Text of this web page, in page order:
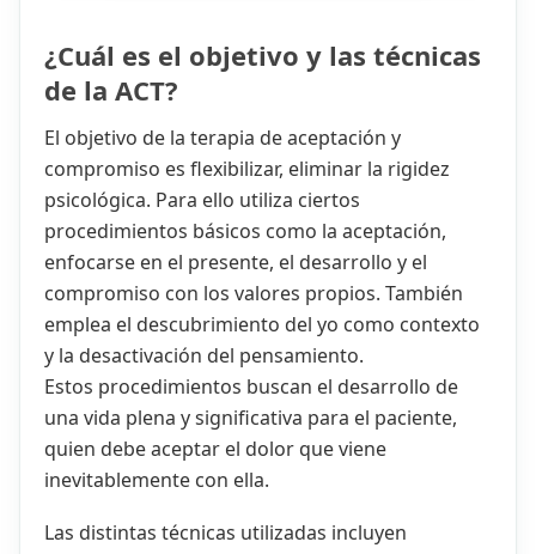
¿Cuál es el objetivo y las técnicas
de la ACT?
El objetivo de la terapia de aceptación y
compromiso es flexibilizar, eliminar la rigidez
psicológica. Para ello utiliza ciertos
procedimientos básicos como la aceptación,
enfocarse en el presente, el desarrollo y el
compromiso con los valores propios. También
emplea el descubrimiento del yo como contexto
y la desactivación del pensamiento.
Estos procedimientos buscan el desarrollo de
una vida plena y significativa para el paciente,
quien debe aceptar el dolor que viene
inevitablemente con ella.
Las distintas técnicas utilizadas incluyen